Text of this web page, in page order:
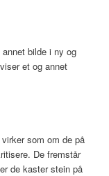
bilde i ny og
et og annet
som om de på
De fremstår
de kaster stein på